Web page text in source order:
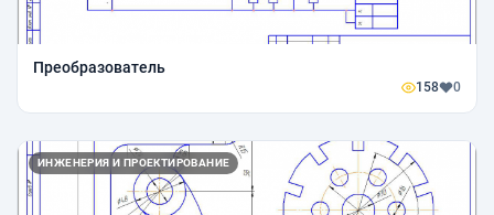
Преобразователь
158 0
ИНЖЕНЕРИЯ И ПРОЕКТИРОВАНИЕ